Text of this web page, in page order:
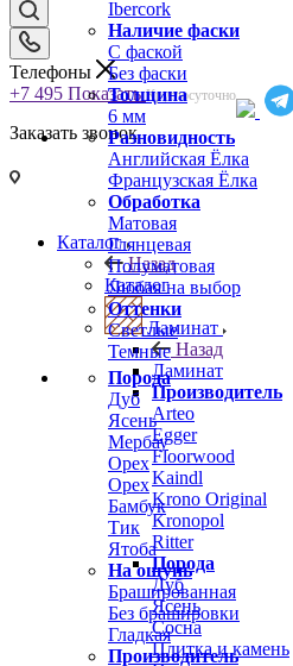
Ibercork
Наличие фаски
С фаской
Без фаски
Толщина
6 мм
Разновидность
Английская Ёлка
Французская Ёлка
Обработка
Матовая
Глянцевая
Полуматовая
Любая на выбор
Оттенки
Светлые
Темные
Порода
Дуб
Ясень
Мербау
Орех
Орех
Бамбук
Тик
Ятоба
На ощупь
Брашированная
Без брашировки
Гладкая
Производитель
Телефоны
+7 495 Показать Круглосуточно
Заказать звонок
Каталог
Назад
Каталог
Ламинат
Назад
Ламинат
Производитель
Arteo
Egger
Floorwood
Kaindl
Krono Original
Kronopol
Ritter
Порода
Дуб
Ясень
Сосна
Плитка и камень